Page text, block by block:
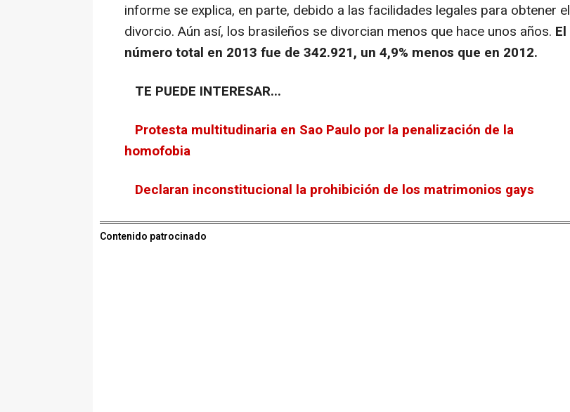
informe se explica, en parte, debido a las facilidades legales para obtener el
divorcio. Aún así, los brasileños se divorcian menos que hace unos años. El
número total en 2013 fue de 342.921, un 4,9% menos que en 2012.
TE PUEDE INTERESAR...
Protesta multitudinaria en Sao Paulo por la penalización de la
homofobia
Declaran inconstitucional la prohibición de los matrimonios gays
Contenido patrocinado